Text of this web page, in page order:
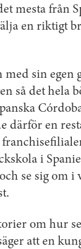
mesta från
en riktigt
sin egen
så det hela
därför en
i
se sig om i
om hur
att en